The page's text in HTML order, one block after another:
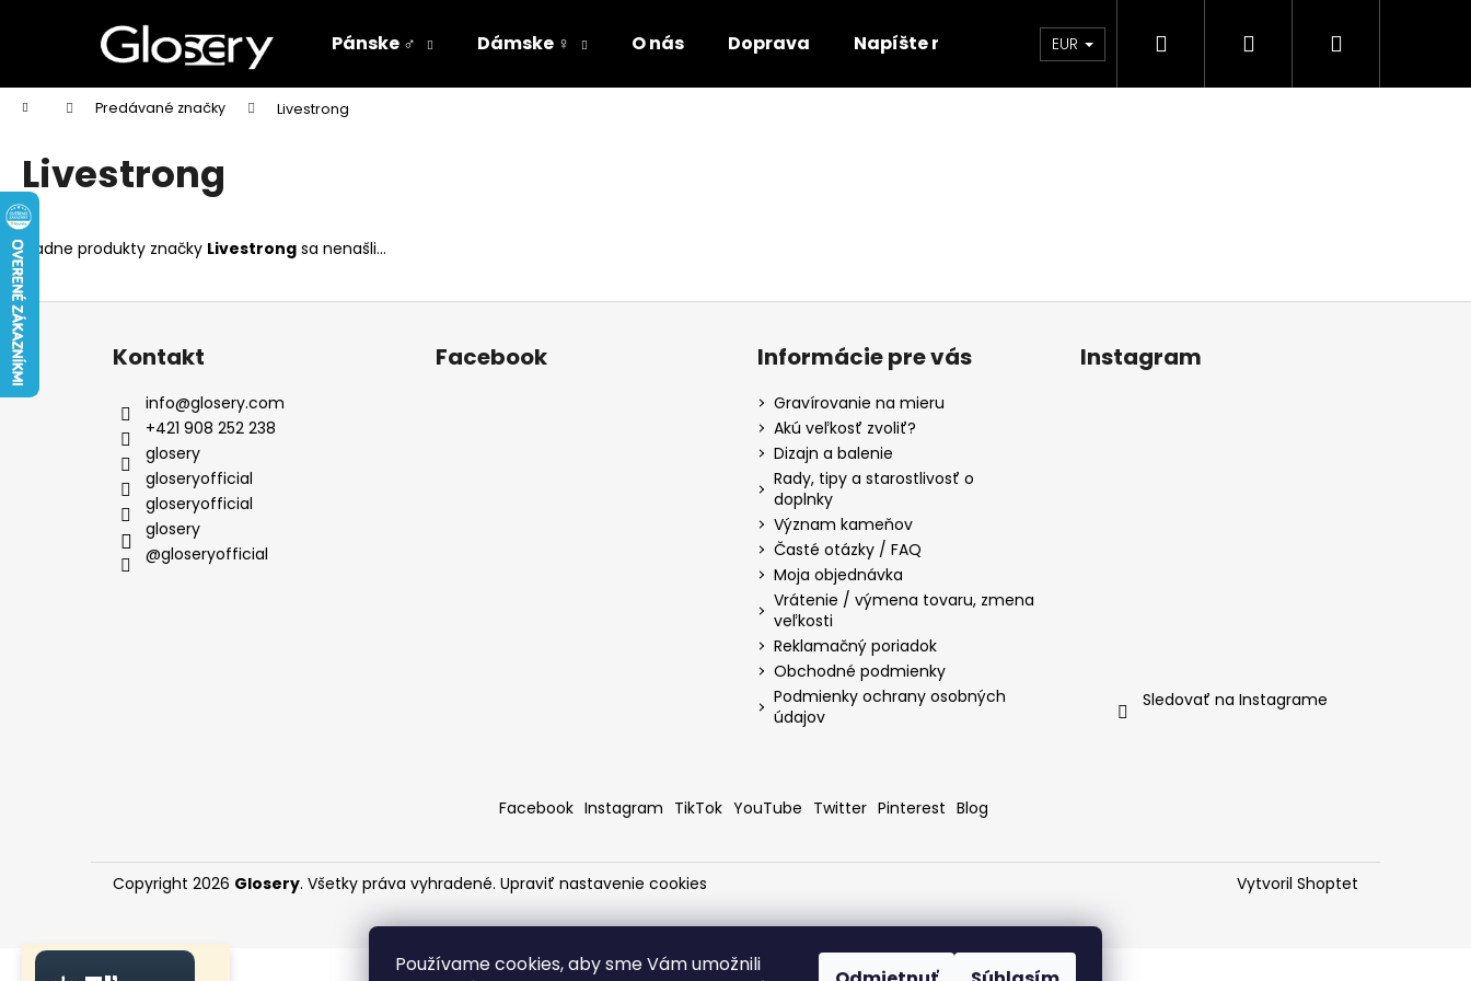
Používame cookies, aby sme Vám umožnili
Pánske ♂ Dámske ♀ O nás Doprava Napíšte nám Kontakt Blog Obchodné podmienky
EUR Hľadať PrihlásenieNákupný
Domov Predávané značky Livestrong
Livestrong
Žiadne produkty značky Livestrong sa nenašli...
í
Späť
do
obchodu
Späť
do
obchodu
Odporúčame
Z
á
p
ä
Kontakt
info@glosery.com
+421 908 252 238
glosery
gloseryofficial
gloseryofficial
glosery
@gloseryofficial
Facebook Informácie pre vás
Gravírovanie na mieru
Akú veľkosť zvoliť?
Dizajn a balenie
Rady, tipy a starostlivosť o
doplnky
Význam kameňov
Časté otázky / FAQ
Moja objednávka
Vrátenie / výmena tovaru, zmena
veľkosti
Reklamačný poriadok
Obchodné podmienky
Podmienky ochrany osobných
údajov
Instagram
Sledovať na Instagrame
Facebook Instagram TikTok YouTube Twitter Pinterest Blog
Vytvoril Shoptet
Copyright 2026 Glosery. Všetky práva vyhradené. Upraviť nastavenie cookies